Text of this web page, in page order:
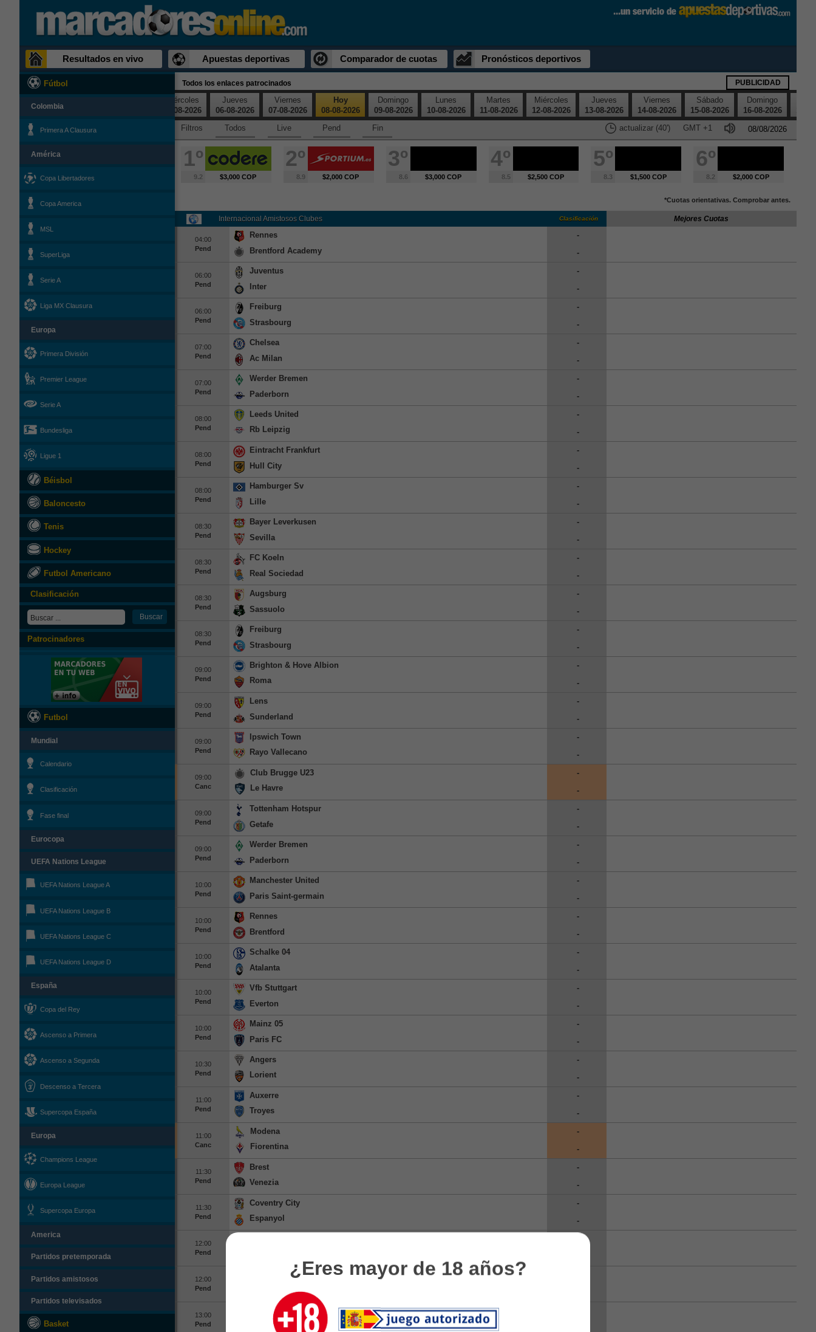
Resultados en vivo Apuestas deportivas Comparador de cuotas Pronósticos deportivos
Fútbol
Colombia
Primera A Clausura
América
Copa Libertadores
Copa America
MSL
SuperLiga
Serie A
Liga MX Clausura
Europa
Primera División
Premier League
Serie A
Bundesliga
Ligue 1
Béisbol
Baloncesto
Tenis
Hockey
Futbol Americano
Clasificación
Patrocinadores
Futbol
Mundial
Calendario
Clasificación
Fase final
Eurocopa
UEFA Nations League
UEFA Nations League A
UEFA Nations League B
UEFA Nations League C
UEFA Nations League D
España
Copa del Rey
Ascenso a Primera
Ascenso a Segunda
Descenso a Tercera
Supercopa España
Europa
Champions League
Europa League
Supercopa Europa
America
Partidos pretemporada
Partidos amistosos
Partidos televisados
Basket
Todos los enlaces patrocinados PUBLICIDAD
02-08-2026
03-08-2026
Miércoles
05-08-2026
Jueves
06-08-2026
Viernes
07-08-2026
Hoy
08-08-2026
Domingo
09-08-2026
Lunes
10-08-2026
Martes
11-08-2026
Miércoles
12-08-2026
Jueves
13-08-2026
Viernes
14-08-2026
Sábado
15-08-2026
Domingo
16-08-2026
Filtros
Todos Live Pend Fin GMT +1
actualizar (39')
1º
9.2 $3,000 COP
2º
8.9 $2,000 COP
3º
8.6 $3,000 COP
4º
8.5 $2,500 COP
5º
8.3 $1,500 COP
6º
8.2 $2,000 COP
*Cuotas orientativas. Comprobar antes.
Internacional Amistosos Clubes Mejores Cuotas
Clasificación
04:00
Pend
Rennes
Brentford Academy
-
-
06:00
Pend
Juventus
Inter
-
-
06:00
Pend
Freiburg
Strasbourg
-
-
07:00
Pend
Chelsea
Ac Milan
-
-
07:00
Pend
Werder Bremen
Paderborn
-
-
08:00
Pend
Leeds United
Rb Leipzig
-
-
08:00
Pend
Eintracht Frankfurt
Hull City
-
-
08:00
Pend
Hamburger Sv
Lille
-
-
08:30
Pend
Bayer Leverkusen
Sevilla
-
-
08:30
Pend
FC Koeln
Real Sociedad
-
-
08:30
Pend
Augsburg
Sassuolo
-
-
08:30
Pend
Freiburg
Strasbourg
-
-
09:00
Pend
Brighton & Hove Albion
Roma
-
-
09:00
Pend
Lens
Sunderland
-
-
09:00
Pend
Ipswich Town
Rayo Vallecano
-
-
09:00
Canc
Club Brugge U23
Le Havre
-
-
09:00
Pend
Tottenham Hotspur
Getafe
-
-
09:00
Pend
Werder Bremen
Paderborn
-
-
10:00
Pend
Manchester United
Paris Saint-germain
-
-
10:00
Pend
Rennes
Brentford
-
-
10:00
Pend
Schalke 04
Atalanta
-
-
10:00
Pend
Vfb Stuttgart
Everton
-
-
10:00
Pend
Mainz 05
Paris FC
-
-
10:30
Pend
Angers
Lorient
-
-
11:00
Pend
Auxerre
Troyes
-
-
11:00
Canc
Modena
Fiorentina
-
-
11:30
Pend
Brest
Venezia
-
-
11:30
Pend
Coventry City
Espanyol
-
-
12:00
Pend
12:00
Pend
Pyramids FC
13:00
Pend
Galatasaray
Villarreal
¿Eres mayor de 18 años?